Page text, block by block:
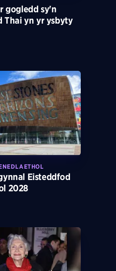
gogledd sy'n
Thai yn yr ysbyty
Eisteddfod
2028